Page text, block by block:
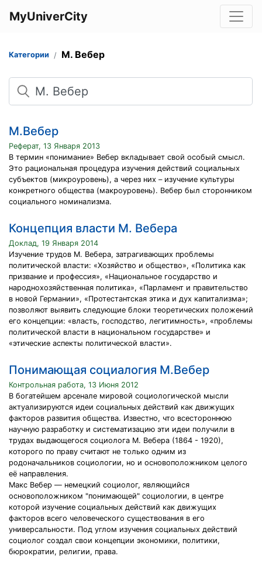
MyUniverCity
Категории М. Вебер
Поиск
М.Вебер
Реферат, 13 Января 2013
В термин «понимание» Вебер вкладывает свой особый смысл.
Это рациональная процедура изучения действий социальных
субъектов (микроуровень), а через них – изучение культуры
конкретного общества (макроуровень). Вебер был сторонником
социального номинализма.
Концепция власти М. Вебера
Доклад, 19 Января 2014
Изучение трудов М. Вебера, затрагивающих проблемы
политической власти: «Хозяйство и общество», «Политика как
призвание и профессия», «Национальное государство и
народнохозяйственная политика», «Парламент и правительство
в новой Германии», «Протестантская этика и дух капитализма»;
позволяют выявить следующие блоки теоретических положений
его концепции: «власть, господство, легитимность», «проблемы
политической власти в национальном государстве» и
«этические аспекты политической власти».
Понимающая социалогия М.Вебер
Контрольная работа, 13 Июня 2012
В богатейшем арсенале мировой социологической мысли
актуализируются идеи социальных действий как движущих
факторов развития общества. Известно, что всестороннюю
научную разработку и систематизацию эти идеи получили в
трудах выдающегося социолога М. Вебера (1864 - 1920),
которого по праву считают не только одним из
родоначальников социологии, но и основоположником целого
её направления.
Макс Вебер — немецкий социолог, являющийся
основоположником "понимающей" социологии, в центре
которой изучение социальных действий как движущих
факторов всего человеческого существования в его
универсальности. Под углом изучения социальных действий
социолог создал свои концепции экономики, политики,
бюрократии, религии, права.